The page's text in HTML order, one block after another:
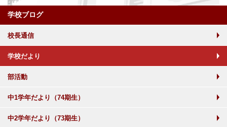
学校ブログ
校長通信
学校だより
部活動
中1学年だより（74期生）
中2学年だより（73期生）